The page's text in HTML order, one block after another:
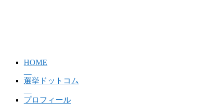
HOME
選挙ドットコム
プロフィール